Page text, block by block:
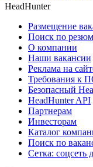
HeadHunter
Размещение
Поиск по
О компании
Наши вакансии
Реклама на
Требования к
Безопасный
HeadHunter API
Партнерам
Инвесторам
Каталог
Поиск по
Сетка: соцсеть